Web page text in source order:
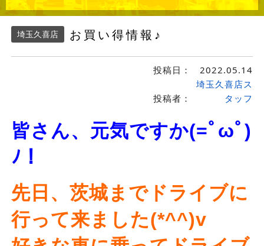
埼玉久喜店 お買い得情報♪
投稿日： 2022.05.14
投稿者：
埼玉久喜店ス
タッフ
皆さん、元気ですか(=ﾟωﾟ)
ﾉ！
先日、茨城までドライブに
行って来ました(*^^)v